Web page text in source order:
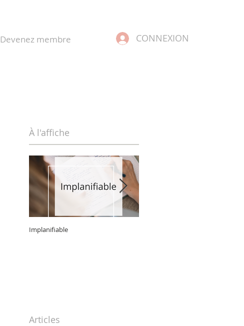
Devenez membre CONNEXION
À l'affiche
Implanifiable
Articles